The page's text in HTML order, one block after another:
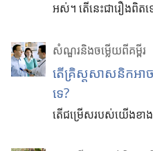
អស់។ តើ​នេះ​ជា​រឿង​ពិត​ទ
សំណួរនិងចម្លើយពីគម្ពីរ
តើ​គ្រិស្ត​សាសនិក​អា
ទេ?
តើ​ជម្រើស​របស់​យើង​ខាង​